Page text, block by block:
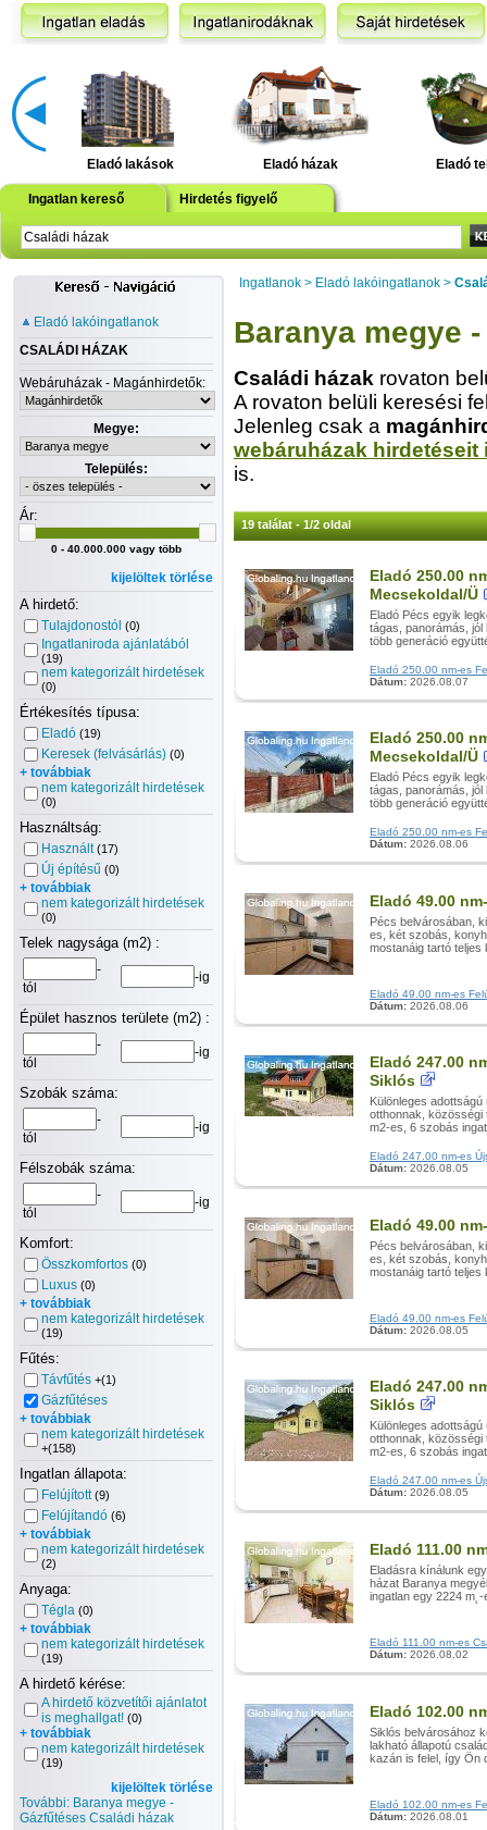
Eladó lakások Eladó házak Eladó
Ingatlan kereső Hirdetés figyelő
Eladó lakóingatlanok
CSALÁDI HÁZAK
Webáruházak - Magánhirdetők:
Megye:
Település:
Ár:
0 - 40.000.000 vagy több
kijelöltek törlése
A hirdető:
Tulajdonostól (0)
Ingatlaniroda ajánlatából
(19)
nem kategorizált hirdetések
(0)
Értékesítés típusa:
Eladó (19)
Keresek (felvásárlás) (0)
+ továbbiak
nem kategorizált hirdetések
(0)
Használtság:
Használt (17)
Új építésű (0)
+ továbbiak
nem kategorizált hirdetések
(0)
Telek nagysága (m2) :
-
tól
-ig
Épület hasznos területe (m2) :
-
tól
-ig
Szobák száma:
-
tól
-ig
Félszobák száma:
-
tól
-ig
Komfort:
Összkomfortos (0)
Luxus (0)
+ továbbiak
nem kategorizált hirdetések
(19)
Fűtés:
Távfűtés +(1)
Gázfűtéses
+ továbbiak
nem kategorizált hirdetések
+(158)
Ingatlan állapota:
Felújított (9)
Felújítandó (6)
+ továbbiak
nem kategorizált hirdetések
(2)
Anyaga:
Tégla (0)
+ továbbiak
nem kategorizált hirdetések
(19)
A hirdető kérése:
A hirdető közvetítői ajánlatot
is meghallgat! (0)
+ továbbiak
nem kategorizált hirdetések
(19)
kijelöltek törlése
További: Baranya megye -
Gázfűtéses Családi házak
Ingatlanok > Eladó lakóingatlanok >
Baranya megye
Családi házak rovaton
A rovaton belüli keresési
Jelenleg csak a
webáruházak hirdetéseit
is.
19 találat - 1/2 oldal
Eladó 250.00
Mecsekoldal/Ü
Eladó Pécs egyik
tágas, panorámás,
több generáció
Eladó 250.00 nm-es
Dátum: 2026.08.07
Eladó 250.00
Mecsekoldal/Ü
Eladó Pécs egyik
tágas, panorámás,
több generáció
Eladó 250.00 nm-es
Dátum: 2026.08.06
Eladó 49.00
Pécs belvárosában,
es, két szobás,
mostanáig tartó teljes
Eladó 49.00 nm-es
Dátum: 2026.08.06
Eladó 247.00
Siklós
Különleges
otthonnak, közösségi
m2-es, 6 szobás
Eladó 247.00 nm-es
Dátum: 2026.08.05
Eladó 49.00
Pécs belvárosában,
es, két szobás,
mostanáig tartó teljes
Eladó 49.00 nm-es
Dátum: 2026.08.05
Eladó 247.00
Siklós
Különleges
otthonnak, közösségi
m2-es, 6 szobás
Eladó 247.00 nm-es
Dátum: 2026.08.05
Eladó 111.00
Eladásra kínálunk
házat Baranya
ingatlan egy 2224
Eladó 111.00 nm-es
Dátum: 2026.08.02
Eladó 102.00
Siklós belvárosához
lakható állapotú
kazán is felel, így Ön
Eladó 102.00 nm-es
Dátum: 2026.08.01